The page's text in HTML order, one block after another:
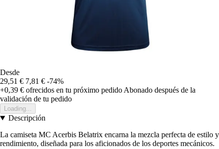
Desde
29,51 € 7,81 € -74%
+0,39 € ofrecidos en tu próximo pedido Abonado después de la
validación de tu pedido
Loading...
Descripción
La camiseta MC Acerbis Belatrix encarna la mezcla perfecta de estilo y
rendimiento, diseñada para los aficionados de los deportes mecánicos.